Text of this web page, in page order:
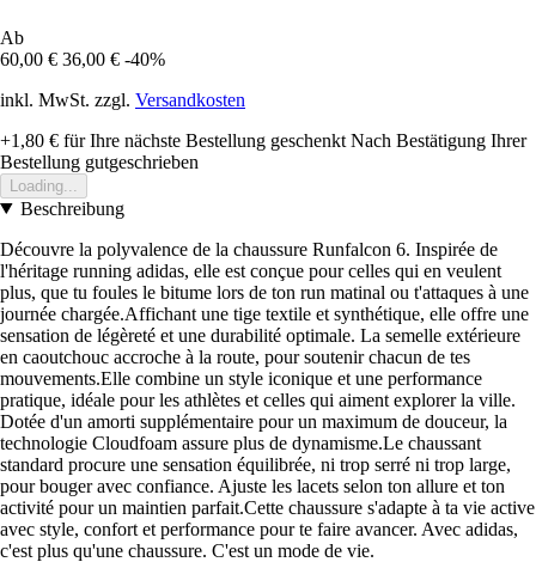
Ab
60,00 € 36,00 € -40%
inkl. MwSt. zzgl. Versandkosten
+1,80 € für Ihre nächste Bestellung geschenkt Nach Bestätigung Ihrer
Bestellung gutgeschrieben
Loading...
Beschreibung
Découvre la polyvalence de la chaussure Runfalcon 6. Inspirée de
l'héritage running adidas, elle est conçue pour celles qui en veulent
plus, que tu foules le bitume lors de ton run matinal ou t'attaques à une
journée chargée.Affichant une tige textile et synthétique, elle offre une
sensation de légèreté et une durabilité optimale. La semelle extérieure
en caoutchouc accroche à la route, pour soutenir chacun de tes
mouvements.Elle combine un style iconique et une performance
pratique, idéale pour les athlètes et celles qui aiment explorer la ville.
Dotée d'un amorti supplémentaire pour un maximum de douceur, la
technologie Cloudfoam assure plus de dynamisme.Le chaussant
standard procure une sensation équilibrée, ni trop serré ni trop large,
pour bouger avec confiance. Ajuste les lacets selon ton allure et ton
activité pour un maintien parfait.Cette chaussure s'adapte à ta vie active
avec style, confort et performance pour te faire avancer. Avec adidas,
c'est plus qu'une chaussure. C'est un mode de vie.